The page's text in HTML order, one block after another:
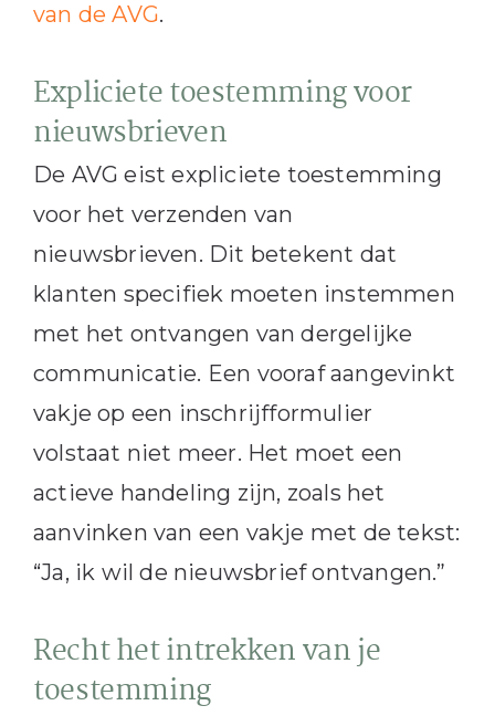
van de AVG.
Expliciete toestemming voor
nieuwsbrieven
De AVG eist expliciete toestemming
voor het verzenden van
nieuwsbrieven. Dit betekent dat
klanten specifiek moeten instemmen
met het ontvangen van dergelijke
communicatie. Een vooraf aangevinkt
vakje op een inschrijfformulier
volstaat niet meer. Het moet een
actieve handeling zijn, zoals het
aanvinken van een vakje met de tekst:
“Ja, ik wil de nieuwsbrief ontvangen.”
Recht het intrekken van je
toestemming